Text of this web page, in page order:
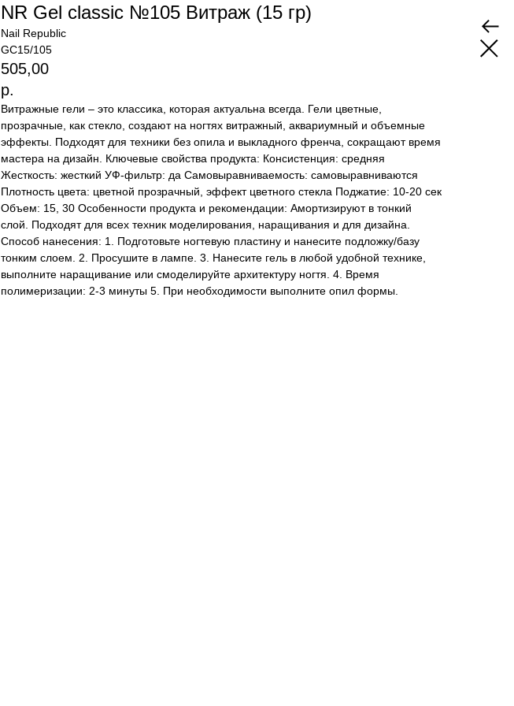
NR Gel classic №105 Витраж (15 гр)
Nail Republic
GC15/105
505,00
р.
Витражные гели – это классика, которая актуальна всегда. Гели цветные,
прозрачные, как стекло, создают на ногтях витражный, аквариумный и объемные
эффекты. Подходят для техники без опила и выкладного френча, сокращают время
мастера на дизайн. Ключевые свойства продукта: Консистенция: средняя
Жесткость: жесткий УФ-фильтр: да Самовыравниваемость: самовыравниваются
Плотность цвета: цветной прозрачный, эффект цветного стекла Поджатие: 10-20 сек
Объем: 15, 30 Особенности продукта и рекомендации: Амортизируют в тонкий
слой. Подходят для всех техник моделирования, наращивания и для дизайна.
Способ нанесения: 1. Подготовьте ногтевую пластину и нанесите подложку/базу
тонким слоем. 2. Просушите в лампе. 3. Нанесите гель в любой удобной технике,
выполните наращивание или смоделируйте архитектуру ногтя. 4. Время
полимеризации: 2-3 минуты 5. При необходимости выполните опил формы.